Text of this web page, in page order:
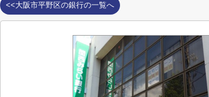
<<大阪市平野区の銀行の一覧へ